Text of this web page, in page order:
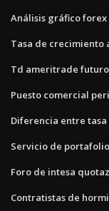
Análisis gráfico
Tasa de crecimiento
Td ameritrade
Puesto comercial
Diferencia entre
Servicio de
Foro de intesa
Contratistas de